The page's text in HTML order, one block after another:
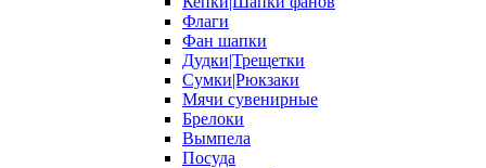
Флаги
Фан шапки
Дудки|Трещетки
Сумки|Рюкзаки
Мячи сувенирные
Брелоки
Вымпела
Посуда